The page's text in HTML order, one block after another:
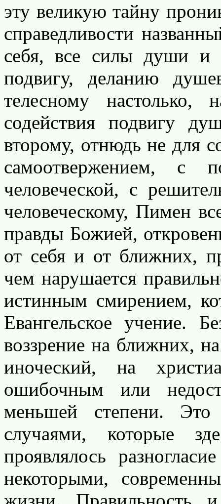
эту великую тайну
справедливости
себя, все силы души и
подвигу, деланию
телесному настолько,
содействия подвигу
второму, отнюдь не для
самоотвержением, с
человеческой, с
человеческому, Пимен
правды Божией,
от себя и от ближних,
чем нарушается
истинным смирением,
Евангельское учение.
воззрение на ближних,
иноческий, на
ошибочным или
меньшей степени.
случаями, которые
проявлялось
некоторыми,